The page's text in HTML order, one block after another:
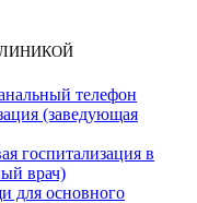
телефон
(заведующая
госпитализация в
врач)
для основного